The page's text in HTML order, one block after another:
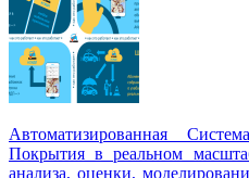
Автоматизированная
Покрытия в реальном
анализа, оценки,